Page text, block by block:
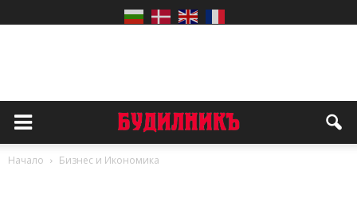
Начало Бизнес и Икономика